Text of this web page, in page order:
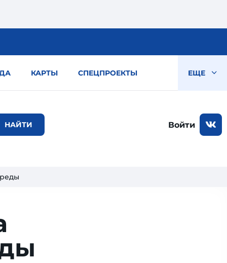
КАРТЫ СПЕЦПРОЕКТЫ ЕЩЕ
Войти